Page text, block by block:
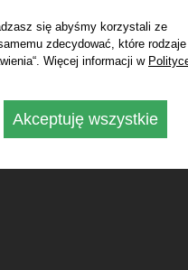
się abyśmy korzystali ze
zdecydować, które rodzaje
Więcej informacji w
Akceptuję wszystkie